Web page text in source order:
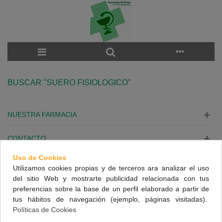
BUSCAR "SUERO FISIOLOGICO"
NUESTRA FARMACIA
CONTACTO
INFORMACIÓN
SÍGUENOS
Uso de Cookies
Utilizamos cookies propias y de terceros ara analizar el uso
del sitio Web y mostrarte publicidad relacionada con tus
preferencias sobre la base de un perfil elaborado a partir de
tus hábitos de navegación (ejemplo, páginas visitadas).
Políticas de Cookies